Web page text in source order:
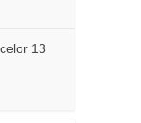
13